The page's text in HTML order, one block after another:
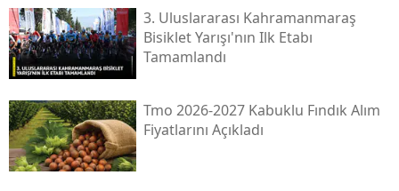
3. Uluslararası Kahramanmaraş
Bisiklet Yarışı'nın Ilk Etabı
Tamamlandı
Tmo 2026-2027 Kabuklu Fındık Alım
Fiyatlarını Açıkladı